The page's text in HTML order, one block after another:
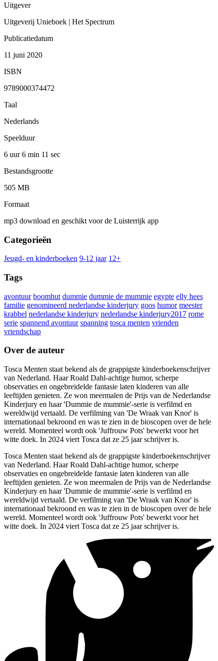
Uitgever
Uitgeverij Unieboek | Het Spectrum
Publicatiedatum
11 juni 2020
ISBN
9789000374472
Taal
Nederlands
Speelduur
6 uur 6 min 11 sec
Bestandsgrootte
505 MB
Formaat
mp3 download en geschikt voor de Luisterrijk app
Categorieën
Jeugd- en kinderboeken 9-12 jaar 12+
Tags
avontuur boomhut dummie dummie de mummie egypte elly hees
familie genomineerd nederlandse kinderjury goos humor meester
krabbel nederlandse kinderjury nederlandse kinderjury2017 rome
serie spannend avontuur spanning tosca menten vrienden
vriendschap
Over de auteur
Tosca Menten staat bekend als de grappigste kinderboekenschrijver
van Nederland. Haar Roald Dahl-achtige humor, scherpe
observaties en ongebreidelde fantasie laten kinderen van alle
leeftijden genieten. Ze won meermalen de Prijs van de Nederlandse
Kinderjury en haar 'Dummie de mummie'-serie is verfilmd en
wereldwijd vertaald. De verfilming van 'De Wraak van Knor' is
internationaal bekroond en was te zien in de bioscopen over de hele
wereld. Momenteel wordt ook 'Juffrouw Pots' bewerkt voor het
witte doek. In 2024 viert Tosca dat ze 25 jaar schrijver is.
Tosca Menten staat bekend als de grappigste kinderboekenschrijver
van Nederland. Haar Roald Dahl-achtige humor, scherpe
observaties en ongebreidelde fantasie laten kinderen van alle
leeftijden genieten. Ze won meermalen de Prijs van de Nederlandse
Kinderjury en haar 'Dummie de mummie'-serie is verfilmd en
wereldwijd vertaald. De verfilming van 'De Wraak van Knor' is
internationaal bekroond en was te zien in de bioscopen over de hele
wereld. Momenteel wordt ook 'Juffrouw Pots' bewerkt voor het
witte doek. In 2024 viert Tosca dat ze 25 jaar schrijver is.